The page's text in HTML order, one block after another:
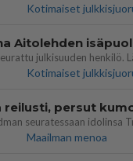
Kotimaiset
Kotimaiset
Maailman menoa